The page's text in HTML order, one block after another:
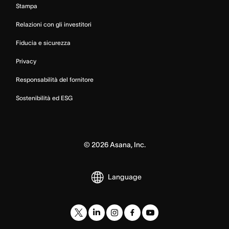
Stampa
Relazioni con gli investitori
Fiducia e sicurezza
Privacy
Responsabilità del fornitore
Sostenibilità ed ESG
© 2026Asana, Inc.
Language